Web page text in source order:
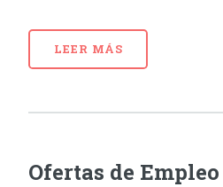
LEER MÁS
Ofertas de